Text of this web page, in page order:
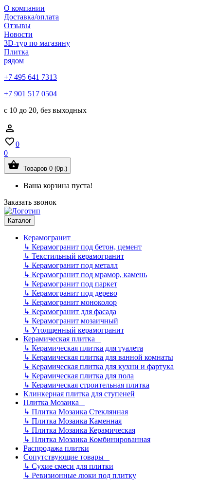
О компании
Доставка/оплата
Отзывы
Новости
3D-тур по магазину
Плитка
рядом
+7 495 641 7313
+7 901 517 0504
с 10 до 20, без выходных
0
0
Товаров 0 (0р.)
Ваша корзина пуста!
Заказать звонок
Каталог
Керамогранит
↳ Керамогранит под бетон, цемент
↳ Текстильный керамогранит
↳ Керамогранит под металл
↳ Керамогранит под мрамор, камень
↳ Керамогранит под паркет
↳ Керамогранит под дерево
↳ Керамогранит моноколор
↳ Керамогранит для фасада
↳ Керамогранит мозаичный
↳ Утолщенный керамогранит
Керамическая плитка
↳ Керамическая плитка для туалета
↳ Керамическая плитка для ванной комнаты
↳ Керамическая плитка для кухни и фартука
↳ Керамическая плитка для пола
↳ Керамическая строительная плитка
Клинкерная плитка для ступеней
Плитка Мозаика
↳ Плитка Мозаика Стеклянная
↳ Плитка Мозаика Каменная
↳ Плитка Мозаика Керамическая
↳ Плитка Мозаика Комбинированная
Распродажа плитки
Сопутствующие товары
↳ Сухие смеси для плитки
↳ Ревизионные люки под плитку